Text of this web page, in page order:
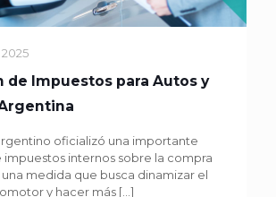
de Impuestos para Autos y
oficializó una importante
internos sobre la compra
medida que busca dinamizar el
y hacer más […]